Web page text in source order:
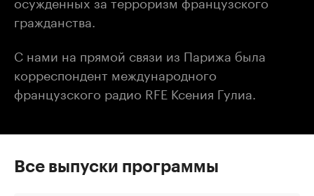
гражданства.
С нами на прямой связи из Парижа была
корреспондент международного
французского радио RFE Ксения Гулиа.
Все выпуски программы